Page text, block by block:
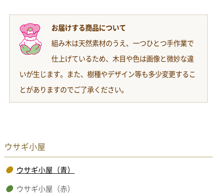
お届けする商品について
組み木は天然素材のうえ、一つひとつ手作業で
仕上げているため、木目や色は画像と微妙な違
いが生じます。また、樹種やデザイン等も多少変更するこ
とがありますのでご了承ください。
ウサギ小屋
ウサギ小屋（青）
ウサギ小屋（赤）